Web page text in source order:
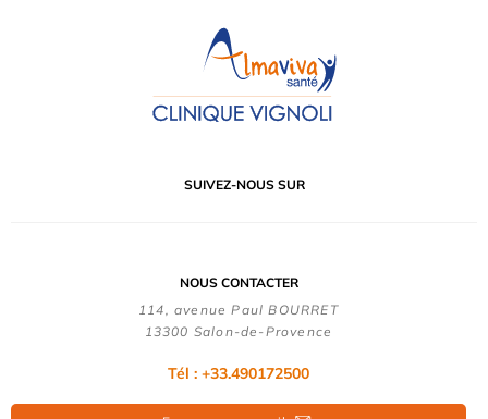
SUIVEZ-NOUS SUR
NOUS CONTACTER
114, avenue Paul BOURRET
13300 Salon-de-Provence
Tél : +33.490172500